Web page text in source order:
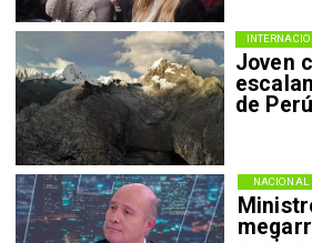
Joven
de Perú
NACIONAL